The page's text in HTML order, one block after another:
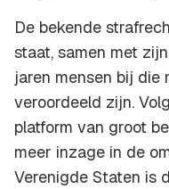
De bekende
staat, samen met
jaren mensen bij die
veroordeeld zijn.
platform van groot
meer inzage in de
Verenigde Staten is